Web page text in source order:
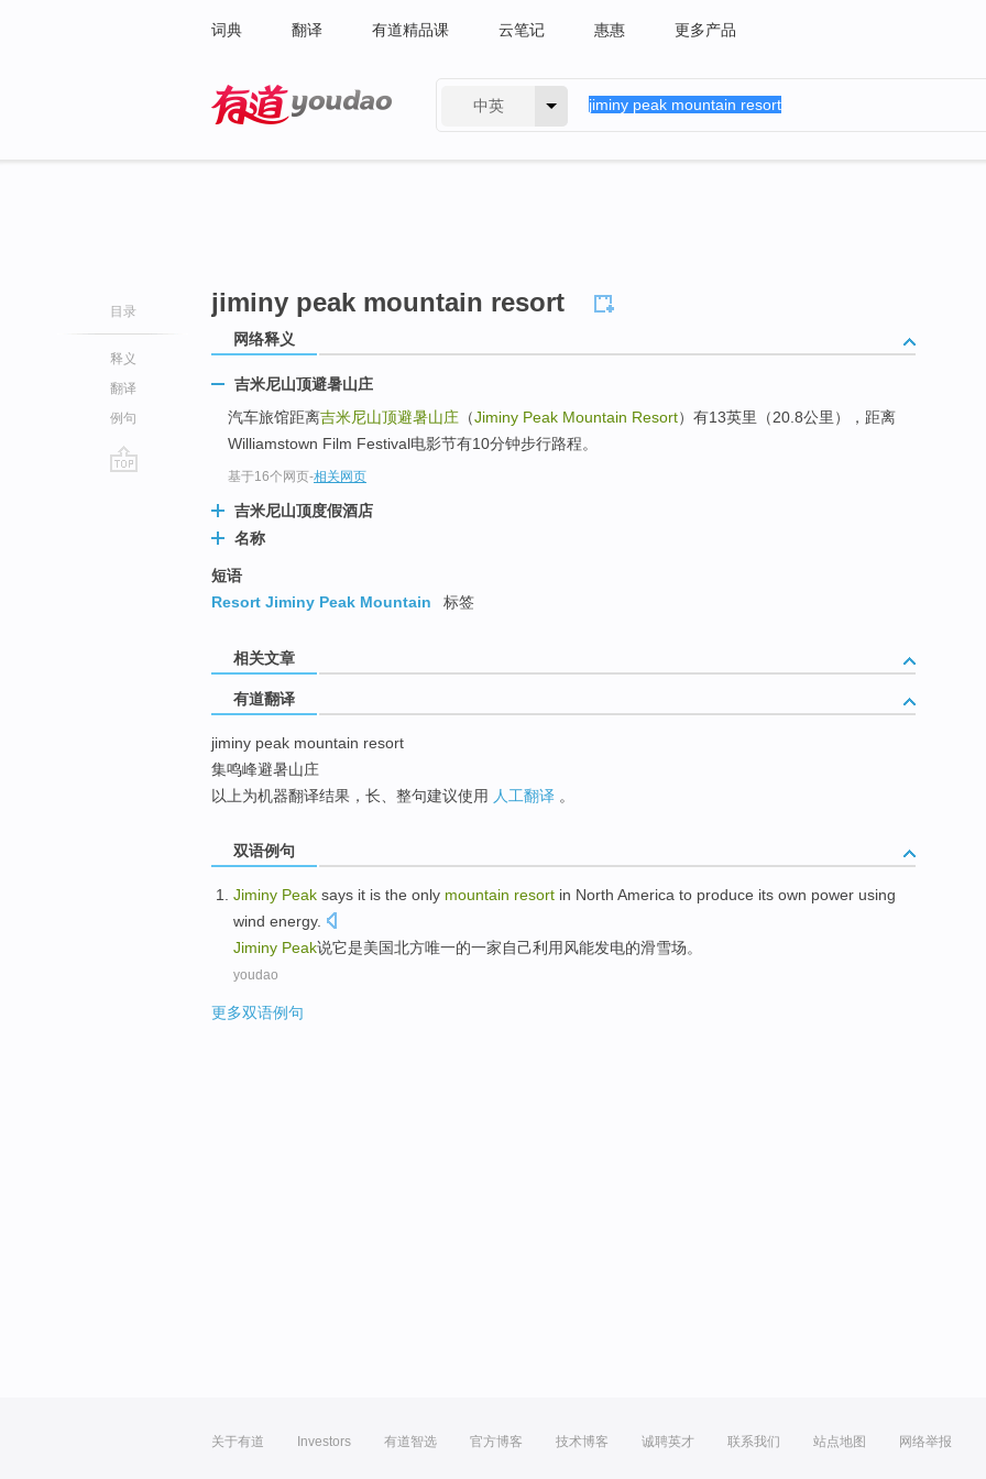
词典 翻译 有道精品课 云笔记 惠惠 更多产品
中英
目录
释义
翻译
例句
jiminy peak mountain resort
网络释义
吉米尼山顶避暑山庄
汽车旅馆距离吉米尼山顶避暑山庄 （Jiminy Peak Mountain Resort）有13英里（20.8公里），距离
Williamstown Film Festival电影节有10分钟步行路程。
基于16个网页-相关网页
吉米尼山顶度假酒店
名称
短语
Resort Jiminy Peak Mountain
标签
相关文章
有道翻译
jiminy peak mountain resort
集鸣峰避暑山庄
以上为机器翻译结果，长、整句建议使用 人工翻译 。
双语例句
Jiminy Peak says it is the only mountain resort in North America to produce its own power using
wind energy.
Jiminy Peak说它是美国北方唯一的一家自己利用 风能发电的滑雪场。
youdao
更多双语例句
关于有道 Investors 有道智选 官方博客 技术博客 诚聘英才 联系我们 站点地图 网络举报